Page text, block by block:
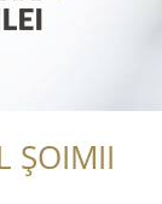
ȘOIMII